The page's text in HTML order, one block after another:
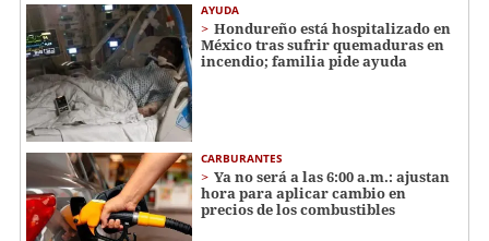
AYUDA
Hondureño está hospitalizado en
México tras sufrir quemaduras en
incendio; familia pide ayuda
CARBURANTES
Ya no será a las 6:00 a.m.: ajustan
hora para aplicar cambio en
precios de los combustibles